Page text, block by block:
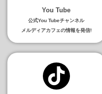
You Tube
公式You Tubeチャンネル
メルディアカフェの情報を発信!